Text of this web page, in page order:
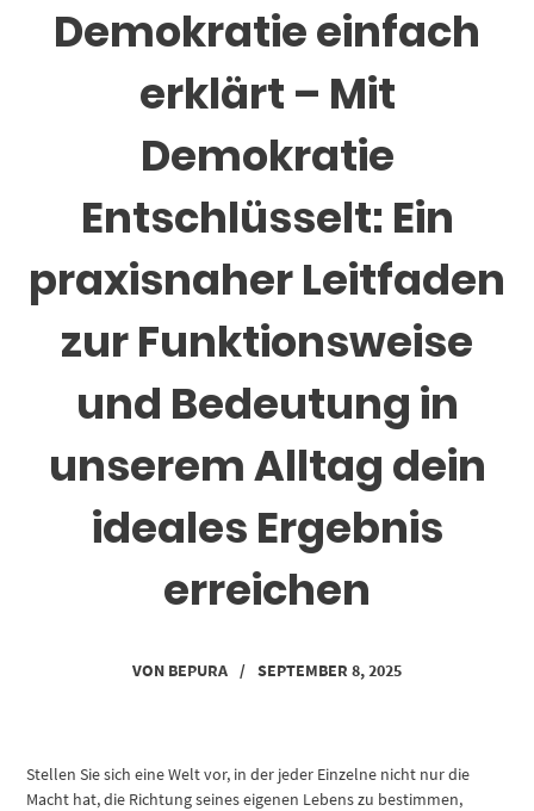
Demokratie einfach
erklärt – Mit
Demokratie
Entschlüsselt: Ein
praxisnaher Leitfaden
zur Funktionsweise
und Bedeutung in
unserem Alltag dein
ideales Ergebnis
erreichen
VON BEPURA / SEPTEMBER 8, 2025
Stellen Sie sich eine Welt vor, in der jeder Einzelne nicht nur die
Macht hat, die Richtung seines eigenen Lebens zu bestimmen,